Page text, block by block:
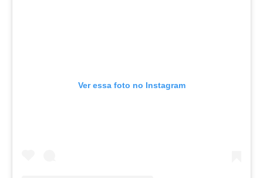
Ver essa foto no Instagram